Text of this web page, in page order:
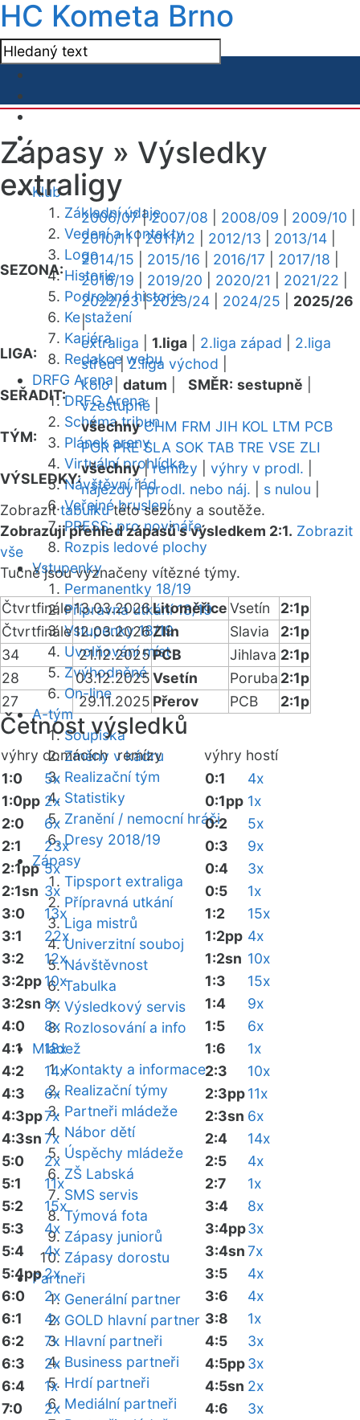
HC Kometa Brno
Klub
Základní údaje
Vedení a kontakty
Logo
Historie
Podrobná historie
Ke stažení
Kariéra
Redakce webu
DRFG Arena
DRFG Arena
Schéma tribun
Plánek areny
Virtuální prohlídka
Návštěvní řád
Veřejné bruslení
PRESS: pro novináře
Rozpis ledové plochy
Vstupenky
Permanentky 18/19
Přípravná utkání 18/19
Vstupenky 18/19
Uvolňování míst
Zvýhodněné
On-line
A-tým
Soupiska
Změny v kádru
Realizační tým
Statistiky
Zranění / nemocní hráči
Dresy 2018/19
Zápasy
Tipsport extraliga
Přípravná utkání
Liga mistrů
Univerzitní souboj
Návštěvnost
Tabulka
Výsledkový servis
Rozlosování a info
Mládež
Kontakty a informace
Realizační týmy
Partneři mládeže
Nábor dětí
Úspěchy mládeže
ZŠ Labská
SMS servis
Týmová fota
Zápasy juniorů
Zápasy dorostu
Partneři
Generální partner
GOLD hlavní partner
Hlavní partneři
Business partneři
Hrdí partneři
Mediální partneři
Zápasy » Výsledky
extraligy
SEZONA:
2006/07|2007/08 2008/09 2009/10
2010/11|2011/12 2012/13 2013/14
2014/15
2015/16 2016/17 2017/18
2018/19
2019/20 2020/21 2021/22
2022/23|2023/24 2024/25
2025/26
|
LIGA:
extraliga 1.liga 2.liga západ
2.liga
střed|2.liga východ
SEŘADIT:
kolo| datum SMĚR: sestupně
vzestupně
TÝM:
všechny CHM FRM JIH KOL LTM PCB
POR PRE SLA SOK TAB TRE VSE ZLI
VÝSLEDKY:
všechny|remízy výhry v prodl.
nájezdy|prodl. nebo náj. s nulou
Zobrazittabulkutéto sezóny a soutěže.
Zobrazuji přehled zápasů s výsledkem 2:1. Zobrazit
vše
Tučně jsou vyznačeny vítězné týmy.
Čtvrtfinále13.03.2026LitoměřiceVsetín
2:1p
Čtvrtfinále12.03.2026Zlín Slavia
2:1p
34
21.12.2025PCB Jihlava 2:1p
28
03.12.2025Vsetín Poruba 2:1p
27
29.11.2025 Přerov PCB 2:1p
Četnost výsledků
výhry domácíchremízy výhry hostí
1:0
5x
1:0pp 2x
2:0
6x
2:1
23x
2:1pp 5x
2:1sn 3x
3:0
13x
3:1
22x
3:2
12x
3:2pp10x
3:2sn 8x
4:0
8x
4:1
18x
4:2
14x
4:3
6x
4:3pp7x
4:3sn7x
5:0
2x
5:1
11x
5:2
15x
5:3
4x
5:4
4x
5:4pp2x
6:0
2x
6:1
4x
6:2
7x
6:3
2x
6:4
1x
7:0
2x
0:1
4x
0:1pp 1x
0:2
5x
0:3
9x
0:4
3x
0:5
1x
1:2
15x
1:2pp 4x
1:2sn 10x
1:3
15x
1:4
9x
1:5
6x
1:6
1x
2:3
10x
2:3pp11x
2:3sn 6x
2:4
14x
2:5
4x
2:7
1x
3:4
8x
3:4pp3x
3:4sn7x
3:5
4x
3:6
4x
3:8
1x
4:5
3x
4:5pp3x
4:5sn 2x
4:6
3x